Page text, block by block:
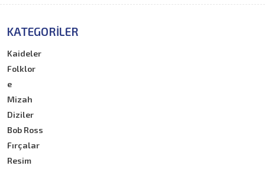
KATEGORILER
Kaideler
Folklor
e
Mizah
Diziler
Bob Ross
Fırçalar
Resim